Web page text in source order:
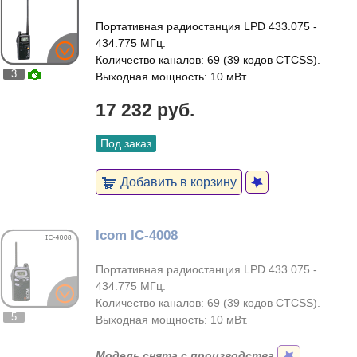
3
Портативная радиостанция LPD 433.075 -
434.775 МГц.
Количество каналов: 69 (39 кодов CTCSS).
Выходная мощность: 10 мВт.
17 232 руб.
Под заказ
Добавить в корзину
5
Icom IC-4008
Портативная радиостанция LPD 433.075 -
434.775 МГц.
Количество каналов: 69 (39 кодов CTCSS).
Выходная мощность: 10 мВт.